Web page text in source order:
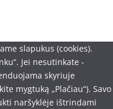
slapukus (cookies).
Jei nesutinkate -
skyriuje
mygtuką „Plačiau“). Savo
naršyklėje ištrindami